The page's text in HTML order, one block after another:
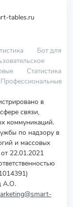
tables.ru
Бот для
Статистика
Профессиональные
в
связи,
коммуникаций.
по надзору в
и массовых
22.01.2021
А.О.